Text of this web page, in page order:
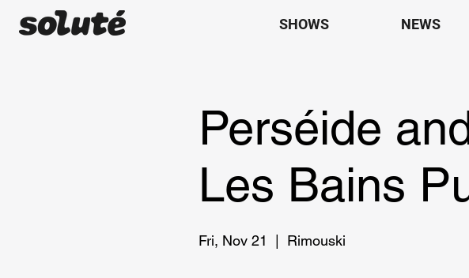
SHOWS NEWS
Perséide
Les Bains
Fri, Nov 21 Rimouski